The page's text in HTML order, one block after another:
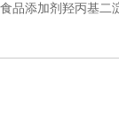
品添加剂 羟丙基二